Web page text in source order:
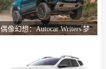
偶像幻想：Autocar Writers'梦